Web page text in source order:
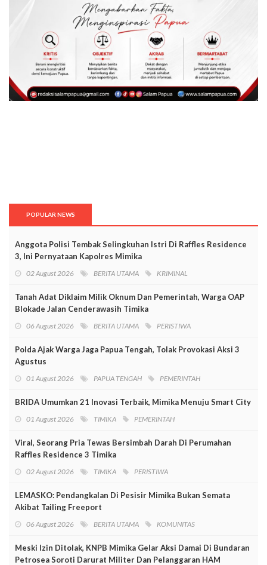
POPULAR NEWS
Anggota Polisi Tembak Selingkuhan Istri Di Raffles Residence
3, Ini Pernyataan Kapolres Mimika
02 August 2026 BERITA UTAMA KRIMINAL
Tanah Adat Diklaim Milik Oknum Dan Pemerintah, Warga OAP
Blokade Jalan Cenderawasih Timika
06 August 2026 BERITA UTAMA PERISTIWA
Polda Ajak Warga Jaga Papua Tengah, Tolak Provokasi Aksi 3
Agustus
01 August 2026 PAPUA TENGAH PEMERINTAH
BRIDA Umumkan 21 Inovasi Terbaik, Mimika Menuju Smart City
01 August 2026 TIMIKA PEMERINTAH
Viral, Seorang Pria Tewas Bersimbah Darah Di Perumahan
Raffles Residence 3 Timika
02 August 2026 TIMIKA PERISTIWA
LEMASKO: Pendangkalan Di Pesisir Mimika Bukan Semata
Akibat Tailing Freeport
06 August 2026 BERITA UTAMA KOMUNITAS
Meski Izin Ditolak, KNPB Mimika Gelar Aksi Damai Di Bundaran
Petrosea Soroti Darurat Militer Dan Pelanggaran HAM